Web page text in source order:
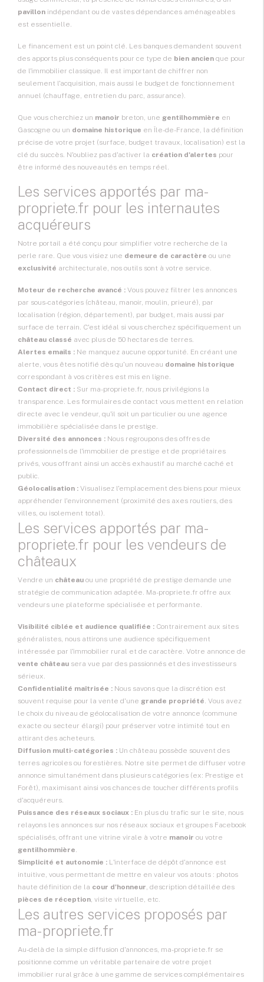
pavillon indépendant ou de vastes dépendances aménageables
est essentielle.
Le financement est un point clé. Les banques demandent souvent
des apports plus conséquents pour ce type de bien ancien que pour
de l'immobilier classique. Il est important de chiffrer non
seulement l'acquisition, mais aussi le budget de fonctionnement
annuel (chauffage, entretien du parc, assurance).
Que vous cherchiez un manoir breton, une gentilhommière en
Gascogne ou un domaine historique en Île-de-France, la définition
précise de votre projet (surface, budget travaux, localisation) est la
clé du succès. N'oubliez pas d'activer la création d'alertes pour
être informé des nouveautés en temps réel.
Les services apportés par ma-
propriete.fr pour les internautes
acquéreurs
Notre portail a été conçu pour simplifier votre recherche de la
perle rare. Que vous visiez une demeure de caractère ou une
exclusivité architecturale, nos outils sont à votre service.
Moteur de recherche avancé : Vous pouvez filtrer les annonces
par sous-catégories (château, manoir, moulin, prieuré), par
localisation (région, département), par budget, mais aussi par
surface de terrain. C'est idéal si vous cherchez spécifiquement un
château classé avec plus de 50 hectares de terres.
Alertes emails : Ne manquez aucune opportunité. En créant une
alerte, vous êtes notifié dès qu'un nouveau domaine historique
correspondant à vos critères est mis en ligne.
Contact direct : Sur ma-propriete.fr, nous privilégions la
transparence. Les formulaires de contact vous mettent en relation
directe avec le vendeur, qu'il soit un particulier ou une agence
immobilière spécialisée dans le prestige.
Diversité des annonces : Nous regroupons des offres de
professionnels de l'immobilier de prestige et de propriétaires
privés, vous offrant ainsi un accès exhaustif au marché caché et
public.
Géolocalisation : Visualisez l'emplacement des biens pour mieux
appréhender l'environnement (proximité des axes routiers, des
villes, ou isolement total).
Les services apportés par ma-
propriete.fr pour les vendeurs de
châteaux
Vendre un château ou une propriété de prestige demande une
stratégie de communication adaptée. Ma-propriete.fr offre aux
vendeurs une plateforme spécialisée et performante.
Visibilité ciblée et audience qualifiée : Contrairement aux sites
généralistes, nous attirons une audience spécifiquement
intéressée par l'immobilier rural et de caractère. Votre annonce de
vente château sera vue par des passionnés et des investisseurs
sérieux.
Confidentialité maîtrisée : Nous savons que la discrétion est
souvent requise pour la vente d'une grande propriété. Vous avez
le choix du niveau de géolocalisation de votre annonce (commune
exacte ou secteur élargi) pour préserver votre intimité tout en
attirant des acheteurs.
Diffusion multi-catégories : Un château possède souvent des
terres agricoles ou forestières. Notre site permet de diffuser votre
annonce simultanément dans plusieurs catégories (ex: Prestige et
Forêt), maximisant ainsi vos chances de toucher différents profils
d'acquéreurs.
Puissance des réseaux sociaux : En plus du trafic sur le site, nous
relayons les annonces sur nos réseaux sociaux et groupes Facebook
spécialisés, offrant une vitrine virale à votre manoir ou votre
gentilhommière.
Simplicité et autonomie : L'interface de dépôt d'annonce est
intuitive, vous permettant de mettre en valeur vos atouts : photos
haute définition de la cour d'honneur, description détaillée des
pièces de réception, visite virtuelle, etc.
Les autres services proposés par
ma-propriete.fr
Au-delà de la simple diffusion d'annonces, ma-propriete.fr se
positionne comme un véritable partenaire de votre projet
immobilier rural grâce à une gamme de services complémentaires